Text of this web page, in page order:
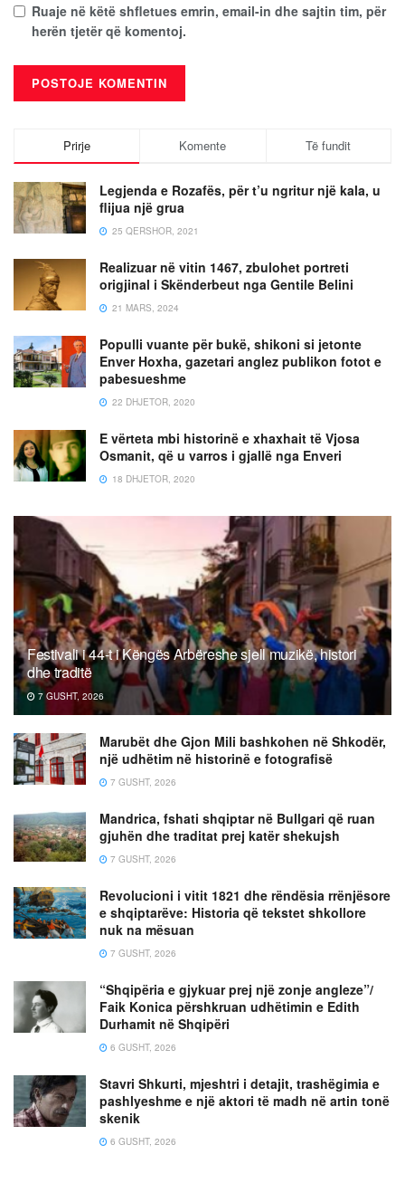
Ruaje në këtë shfletues emrin, email-in dhe sajtin tim, për
herën tjetër që komentoj.
Prirje Komente Të fundit
Legjenda e Rozafës, për t’u ngritur një kala, u
flijua një grua
25 QERSHOR, 2021
Realizuar në vitin 1467, zbulohet portreti
origjinal i Skënderbeut nga Gentile Belini
21 MARS, 2024
Populli vuante për bukë, shikoni si jetonte
Enver Hoxha, gazetari anglez publikon fotot e
pabesueshme
22 DHJETOR, 2020
E vërteta mbi historinë e xhaxhait të Vjosa
Osmanit, që u varros i gjallë nga Enveri
18 DHJETOR, 2020
Festivali i 44-t i Këngës Arbëreshe sjell muzikë, histori
dhe traditë
7 GUSHT, 2026
Marubët dhe Gjon Mili bashkohen në Shkodër,
një udhëtim në historinë e fotografisë
7 GUSHT, 2026
Mandrica, fshati shqiptar në Bullgari që ruan
gjuhën dhe traditat prej katër shekujsh
7 GUSHT, 2026
Revolucioni i vitit 1821 dhe rëndësia rrënjësore
e shqiptarëve: Historia që tekstet shkollore
nuk na mësuan
7 GUSHT, 2026
“Shqipëria e gjykuar prej një zonje angleze”/
Faik Konica përshkruan udhëtimin e Edith
Durhamit në Shqipëri
6 GUSHT, 2026
Stavri Shkurti, mjeshtri i detajit, trashëgimia e
pashlyeshme e një aktori të madh në artin tonë
skenik
6 GUSHT, 2026